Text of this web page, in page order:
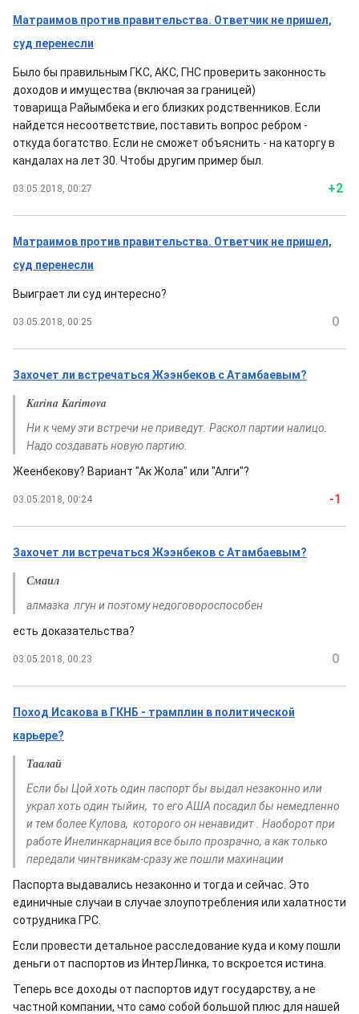
Матраимов против правительства. Ответчик не пришел,
суд перенесли
Было бы правильным ГКС, АКС, ГНС проверить законность
доходов и имущества (включая за границей)
товарища Райымбека и его близких родственников. Если
найдется несоответствие, поставить вопрос ребром -
откуда богатство. Если не сможет объяснить - на каторгу в
кандалах на лет 30. Чтобы другим пример был.
03.05.2018, 00:27 +2
Матраимов против правительства. Ответчик не пришел,
суд перенесли
Выиграет ли суд интересно?
03.05.2018, 00:25 0
Захочет ли встречаться Жээнбеков с Атамбаевым?
Karina Karimova
Ни к чему эти встречи не приведут. Раскол партии налицо.
Надо создавать новую партию.
Жеенбекову? Вариант "Ак Жола" или "Алги"?
03.05.2018, 00:24 -1
Захочет ли встречаться Жээнбеков с Атамбаевым?
Смаил
алмазка лгун и поэтому недоговороспособен
есть доказательства?
03.05.2018, 00:23 0
Поход Исакова в ГКНБ - трамплин в политической
карьере?
Таалай
Если бы Цой хоть один паспорт бы выдал незаконно или
украл хоть один тыйин, то его АША посадил бы немедленно
и тем более Кулова, которого он ненавидит . Наоборот при
работе Инелинкарнация все было прозрачно, а как только
передали чинтвникам-сразу же пошли махинации
Паспорта выдавались незаконно и тогда и сейчас. Это
единичные случаи в случае злоупотребления или халатности
сотрудника ГРС.
Если провести детальное расследование куда и кому пошли
деньги от паспортов из ИнтерЛинка, то вскроется истина.
Теперь все доходы от паспортов идут государству, а не
частной компании, что само собой большой плюс для нашей